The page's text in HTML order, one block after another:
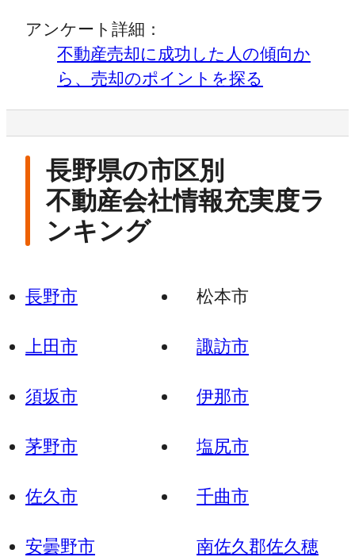
アンケート詳細：
不動産売却に成功した人の傾向か
ら、売却のポイントを探る
長野県の市区別
不動産会社情報充実度ラ
ンキング
長野市 松本市
上田市 諏訪市
須坂市 伊那市
茅野市 塩尻市
佐久市 千曲市
安曇野市
南佐久郡佐久穂